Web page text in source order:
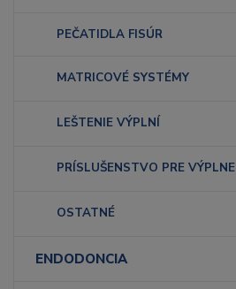
PEČATIDLA FISÚR
MATRICOVÉ SYSTÉMY
LEŠTENIE VÝPLNÍ
PRÍSLUŠENSTVO PRE VÝPLNE
OSTATNÉ
ENDODONCIA